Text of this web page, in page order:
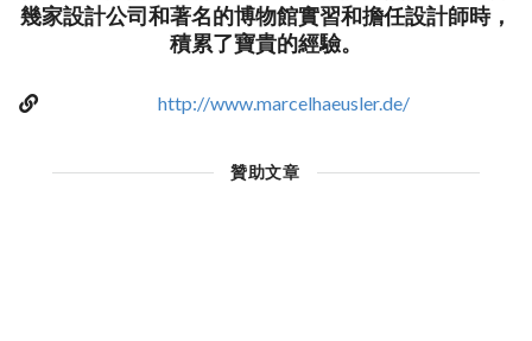
幾家設計公司和著名的博物館實習和擔任設計師時，
積累了寶貴的經驗。
http://www.marcelhaeusler.de/
贊助文章